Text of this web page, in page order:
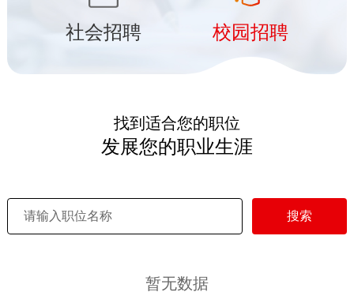
社会招聘 校园招聘
找到适合您的职位
发展您的职业生涯
搜索
暂无数据